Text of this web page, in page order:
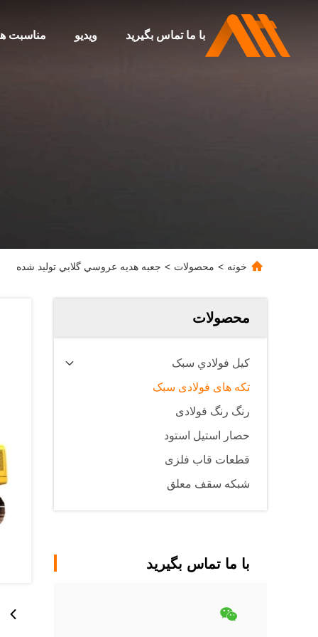
مناسبت ویدیو با ما تماس بگیرید
خونه > محصولات > جعبه هديه عروسي گلابي توليد شده
محصولات
کيل فولادي سبک
تکه های فولادی سبک
رنگ رنگ فولادی
حصار استیل استود
قطعات قاب فلزی
شبکه سقف معلق
با ما تماس بگیرید